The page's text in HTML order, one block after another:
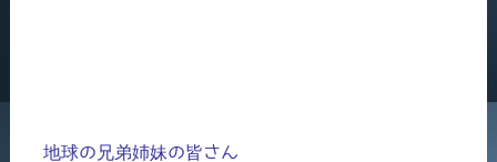
地球の兄弟姉妹の皆さん